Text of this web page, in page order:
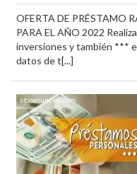
OFERTA DE PRÉSTAMO
PARA EL AÑO 2022
inversiones y también ***
datos de t[...]